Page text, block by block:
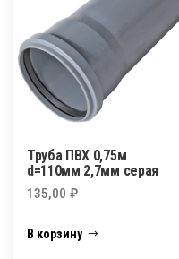
Труба ПВХ 0,75м
d=110мм 2,7мм серая
135,00 ₽
В корзину